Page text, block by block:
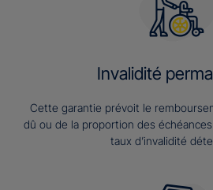
Invalidité
Cette garantie prévoit le
dû ou de la proportion des
taux d’invalidité